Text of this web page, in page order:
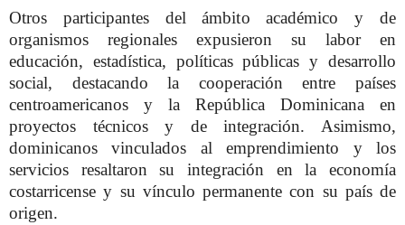
Otros participantes del ámbito académico y de
organismos regionales expusieron su labor en
educación, estadística, políticas públicas y desarrollo
social, destacando la cooperación entre países
centroamericanos y la República Dominicana en
proyectos técnicos y de integración. Asimismo,
dominicanos vinculados al emprendimiento y los
servicios resaltaron su integración en la economía
costarricense y su vínculo permanente con su país de
origen.